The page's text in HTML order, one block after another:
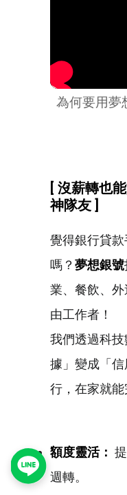
為何要用夢
沒薪轉也
神隊友 ]
覺得銀行貸
嗎？ 夢想銀號
業、餐飲、
由工作者！
我們透過科
據」變成「
行，在家就能
額度靈活：
週轉。